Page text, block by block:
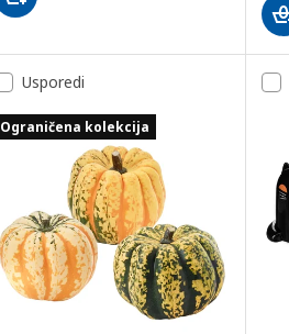
Usporedi
Ograničena kolekcija